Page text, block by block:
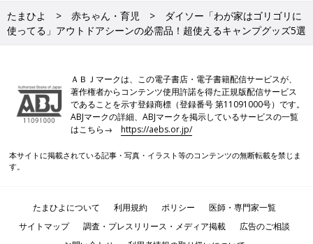
たまひよ 赤ちゃん・育児
ダイソー「わが家はゴリゴリに
使ってる」アウトドアシーンの必需品！超使えるキャンプグッズ5選
ＡＢＪマークは、この電子書店・電子書籍配信サービスが、
著作権者からコンテンツ使用許諾を得た正規版配信サービス
であることを示す登録商標（登録番号 第11091000号）です。
ABJマークの詳細、ABJマークを掲示しているサービスの一覧
はこちら→https://aebs.or.jp/
本サイトに掲載されている記事・写真・イラスト等のコンテンツの無断転載を禁じま
す。
たまひよについて 利用規約 ポリシー
医師・専門家一覧
サイトマップ
調査・プレスリリース・メディア掲載
広告のご相談